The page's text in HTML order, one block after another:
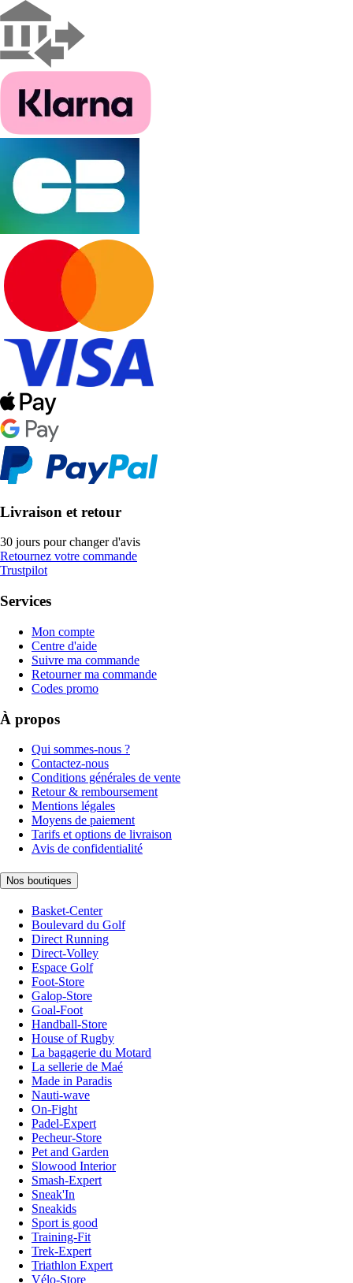
Livraison et retour
30 jours pour changer d'avis
Retournez votre commande
Trustpilot
Services
Mon compte
Centre d'aide
Suivre ma commande
Retourner ma commande
Codes promo
À propos
Qui sommes-nous ?
Contactez-nous
Conditions générales de vente
Retour & remboursement
Mentions légales
Moyens de paiement
Tarifs et options de livraison
Avis de confidentialité
Nos boutiques
Basket-Center
Boulevard du Golf
Direct Running
Direct-Volley
Espace Golf
Foot-Store
Galop-Store
Goal-Foot
Handball-Store
House of Rugby
La bagagerie du Motard
La sellerie de Maé
Made in Paradis
Nauti-wave
On-Fight
Padel-Expert
Pecheur-Store
Pet and Garden
Slowood Interior
Smash-Expert
Sneak'In
Sneakids
Sport is good
Training-Fit
Trek-Expert
Triathlon Expert
Vélo-Store